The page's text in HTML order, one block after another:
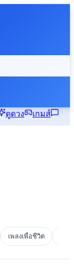
ดูดวง
เกมส์
เพลงเพื่อชีวิต